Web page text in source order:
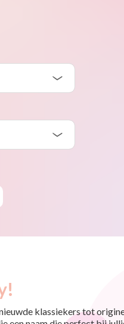
klassiekers tot